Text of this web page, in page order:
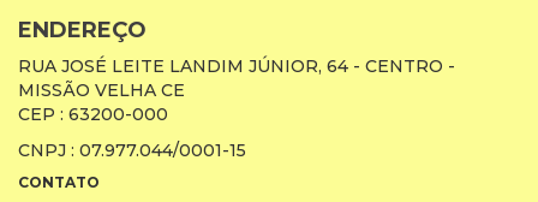
ENDEREÇO
RUA JOSÉ LEITE LANDIM JÚNIOR, 64 - CENTRO -
MISSÃO VELHA CE
CEP : 63200-000
CNPJ : 07.977.044/0001-15
CONTATO